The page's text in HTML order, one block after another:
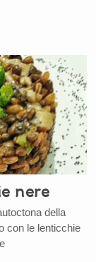
nere
della
con le lenticchie